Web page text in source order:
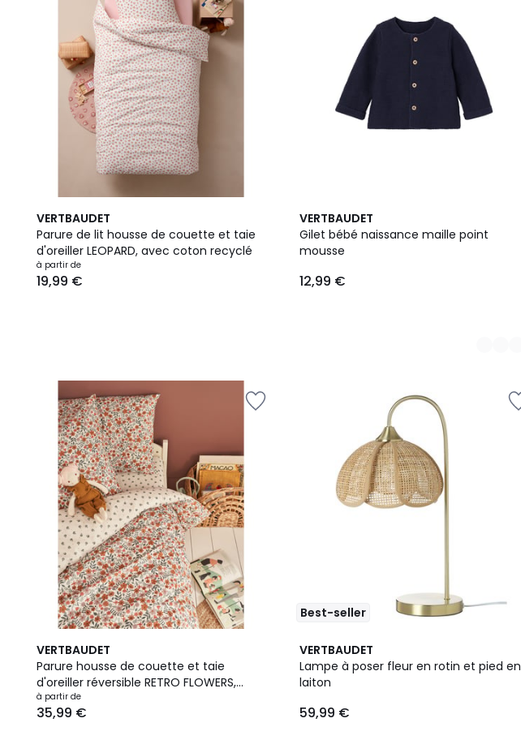
VERTBAUDET
Parure de lit housse de couette et taie
d'oreiller LEOPARD, avec coton recyclé
à partir de
19,99 €
VERTBAUDET
Gilet bébé naissance maille point
mousse
12,99 €
4
Couleurs
VERTBAUDET
Parure housse de couette et taie
d'oreiller réversible RETRO FLOWERS,
avec coton recyclé
à partir de
35,99 €
Best-seller
VERTBAUDET
Lampe à poser fleur en rotin et pied en
laiton
59,99 €
5
/
5